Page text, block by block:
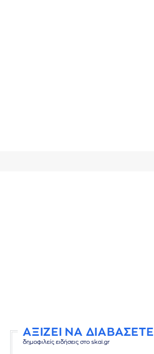
ΑΞΙΖΕΙ ΝΑ ΔΙΑΒΑΣΕΤΕ
δημοφιλείς ειδήσεις στο skai.gr